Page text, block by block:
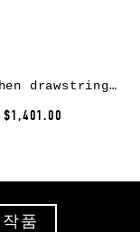
Ziggy Chen drawstring pleated trousers – Brown
$1,401.00
작품